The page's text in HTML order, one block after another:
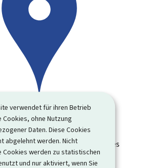
verwendet für ihren Betrieb
ohne Nutzung
Daten. Diese Cookies
abgelehnt werden. Nicht
Cookies werden zu statistischen
und nur aktiviert, wenn Sie
des Staates